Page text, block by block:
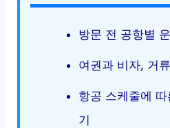
방문 전 공항별
여권과 비자, 거
항공 스케줄에
기